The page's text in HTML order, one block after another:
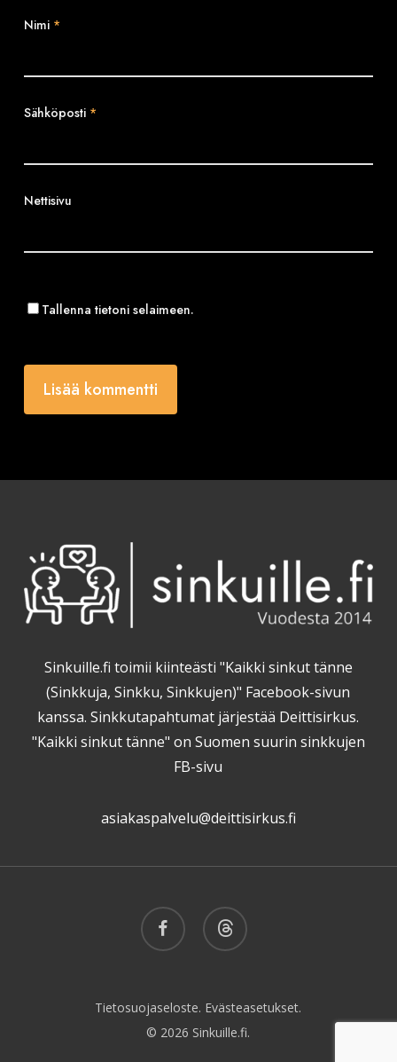
Nimi *
Sähköposti *
Nettisivu
Tallenna tietoni selaimeen.
Sinkuille.fi toimii kiinteästi "Kaikki sinkut tänne
(Sinkkuja, Sinkku, Sinkkujen)" Facebook-sivun
kanssa. Sinkkutapahtumat järjestää Deittisirkus.
"Kaikki sinkut tänne" on Suomen suurin sinkkujen
FB-sivu
asiakaspalvelu@deittisirkus.fi
facebook threads
Tietosuojaseloste. Evästeasetukset.
© 2026 Sinkuille.fi.